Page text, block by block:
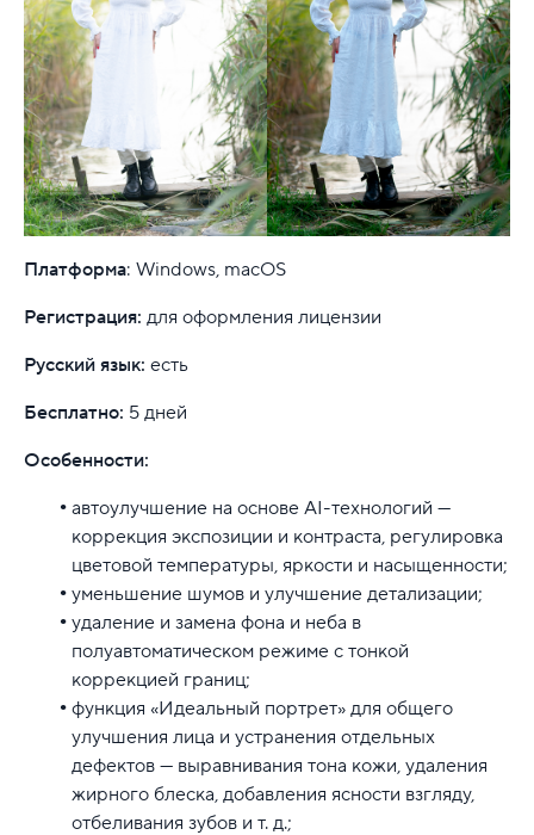
Платформа: Windows, macOS
Регистрация: для оформления лицензии
Русский язык: есть
Бесплатно: 5 дней
Особенности:
автоулучшение на основе AI-технологий —
коррекция экспозиции и контраста, регулировка
цветовой температуры, яркости и насыщенности;
уменьшение шумов и улучшение детализации;
удаление и замена фона и неба в
полуавтоматическом режиме с тонкой
коррекцией границ;
функция «Идеальный портрет» для общего
улучшения лица и устранения отдельных
дефектов — выравнивания тона кожи, удаления
жирного блеска, добавления ясности взгляду,
отбеливания зубов и т. д.;